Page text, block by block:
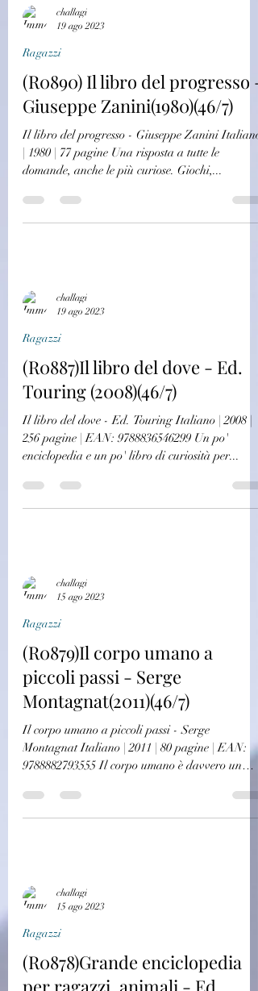
challagi
19 ago 2023
Ragazzi
(R0890) Il libro del progresso -
Giuseppe Zanini(1980)(46/7)
Il libro del progresso - Giuseppe Zanini Italiano
| 1980 | 77 pagine Una risposta a tutte le
domande, anche le più curiose. Giochi,...
challagi
19 ago 2023
Ragazzi
(R0887)Il libro del dove - Ed.
Touring (2008)(46/7)
Il libro del dove - Ed. Touring Italiano | 2008 |
256 pagine | EAN: 9788836546299 Un po'
enciclopedia e un po' libro di curiosità per...
challagi
15 ago 2023
Ragazzi
(R0879)Il corpo umano a
piccoli passi - Serge
Montagnat(2011)(46/7)
Il corpo umano a piccoli passi - Serge
Montagnat Italiano | 2011 | 80 pagine | EAN:
9788882793555 Il corpo umano è davvero un
challagi
15 ago 2023
Ragazzi
(R0878)Grande enciclopedia
per ragazzi, animali - Ed.